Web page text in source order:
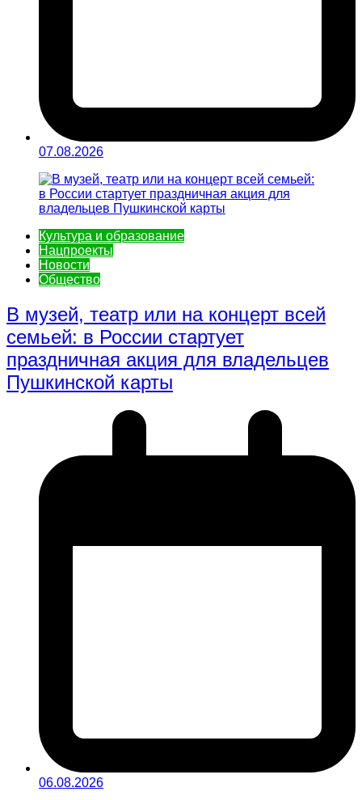
07.08.2026
Культура и образование
Нацпроекты
Новости
Общество
В музей, театр или на концерт всей
семьей: в России стартует
праздничная акция для владельцев
Пушкинской карты
06.08.2026